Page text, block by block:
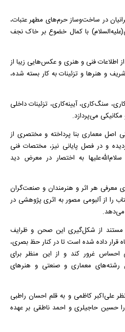
در ساخت‌وساز حرم‌های مطهر عتبات،
با کمال خضوع بر خاک نجف
اطلاعات فنی و هنری و عکس‌هایی زیبا از
و هنرها و تزئینات به کار بسته شده،
سنگ‌کاری، آیینه‌کاری، تزئینات داخلی
می‌پردازد.
معماری بنا پرداخته و مختصری از
و در فصل پایانی نیز، مختصات فنی
به ‌اختصار در معرض دید
معرفی هر اثر و هنرمندان و صنعت‌گران
را از آلبومی مصور به اثری پژوهشی در
می‌دهد.
مستند از شکل‌گیری این صحن و ظرایف
قرار داده شده است تا در کنار حظ بصری،
غرور کند و از این منظر برای
رشته‌های معماری و صنعتی و هنرهای
علی‌اکبر کاظمی و به قلم احسان راطبی
حسین حاجیلری و احمد ناطقی بر عهده